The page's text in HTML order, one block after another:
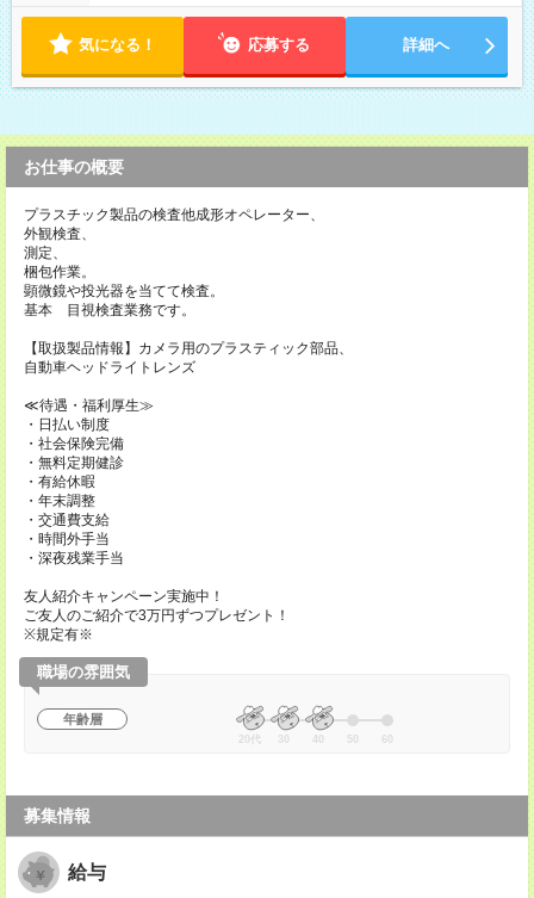
気になる！ 応募する 詳細へ
お仕事の概要
プラスチック製品の検査他成形オペレーター、
外観検査、
測定、
梱包作業。
顕微鏡や投光器を当てて検査。
基本 目視検査業務です。
【取扱製品情報】カメラ用のプラスティック部品、
自動車ヘッドライトレンズ
≪待遇・福利厚生≫
・日払い制度
・社会保険完備
・無料定期健診
・有給休暇
・年末調整
・交通費支給
・時間外手当
・深夜残業手当
友人紹介キャンペーン実施中！
ご友人のご紹介で3万円ずつプレゼント！
※規定有※
職場の雰囲気
年齢層
20代 30 40 50 60
募集情報
給与